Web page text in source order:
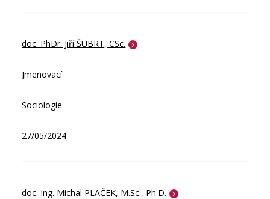
doc. PhDr. Jiří ŠUBRT, CSc.
Jmenovací
Sociologie
27/05/2024
doc. Ing. Michal PLAČEK, M.Sc., Ph.D.